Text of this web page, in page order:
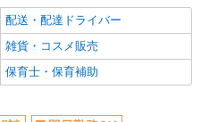
残業ほぼなし
転勤なし
社会保険あり
各種手当（家族・役職・インセン
配送・配達ドライバー
雑貨・コスメ販売
保育士・保育補助